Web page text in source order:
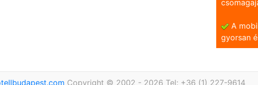
A
gyorsan
Copyright © 2002 - 2026 Tel: +36 (1) 227-9614